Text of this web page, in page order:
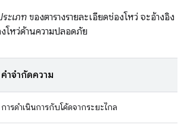
ระเภท ของตารางรายละเอียดช่องโหว่ จะอ้างอิง
โหว่ด้านความปลอดภัย
คำจำกัดความ
การดำเนินการกับโค้ดจากระยะไกล